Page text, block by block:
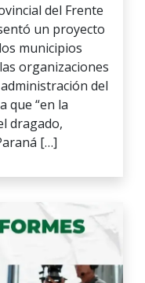
del Frente
un proyecto
municipios
organizaciones
del
que “en la
dragado,
[…]